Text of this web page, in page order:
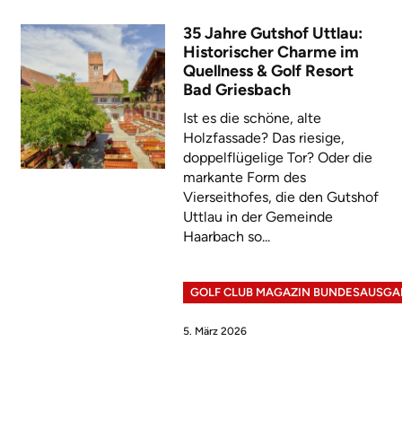
35 Jahre Gutshof Uttlau:
Historischer Charme im
Quellness & Golf Resort
Bad Griesbach
Ist es die schöne, alte
Holzfassade? Das riesige,
doppelflügelige Tor? Oder die
markante Form des
Vierseithofes, die den Gutshof
Uttlau in der Gemeinde
Haarbach so...
GOLF CLUB MAGAZIN
5. März 2026